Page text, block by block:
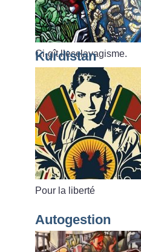
Ci-gît l’esclavagisme.
Kurdistan
Pour la liberté
Autogestion